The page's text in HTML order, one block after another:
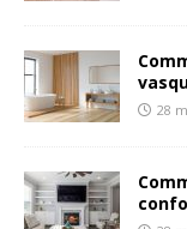
28